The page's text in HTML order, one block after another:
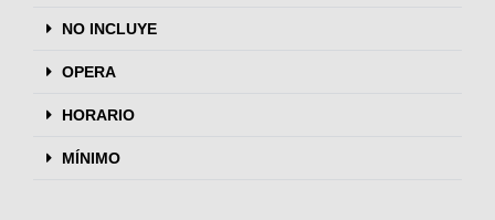
NO INCLUYE
OPERA
HORARIO
MÍNIMO